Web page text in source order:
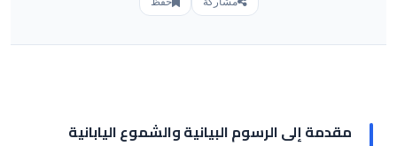
مقدمة إلى الرسوم البيانية والشموع اليابانية